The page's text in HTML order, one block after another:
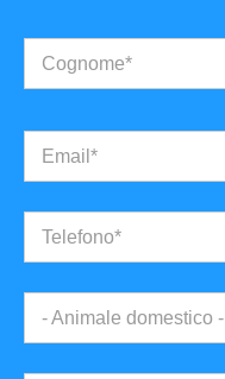
Cognome*
Email*
Telefono*
- Animale domestico -